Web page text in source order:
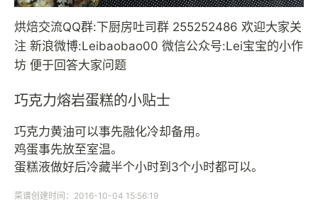
烘焙交流QQ群:下厨房吐司群 255252486 欢迎大家关
注 新浪微博:Leibaobao00 微信公众号:Lei宝宝的小作
坊 便于回答大家问题
巧克力熔岩蛋糕的小贴士
巧克力黄油可以事先融化冷却备用。
鸡蛋事先放至室温。
蛋糕液做好后冷藏半个小时到3个小时都可以。
菜谱创建时间：2016-10-04 15:56:19